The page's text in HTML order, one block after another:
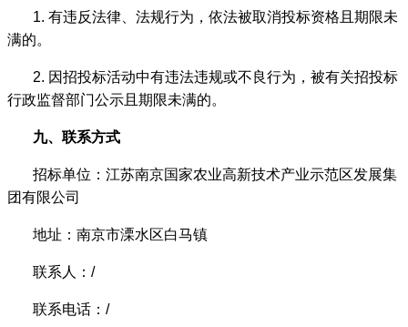
1. 有违反法律、法规行为，依法被取消投标资格且期限未
满的。
2. 因招投标活动中有违法违规或不良行为，被有关招投标
行政监督部门公示且期限未满的。
九、联系方式
招标单位：江苏南京国家农业高新技术产业示范区发展集
团有限公司
地址：南京市溧水区白马镇
联系人： /
联系电话： /